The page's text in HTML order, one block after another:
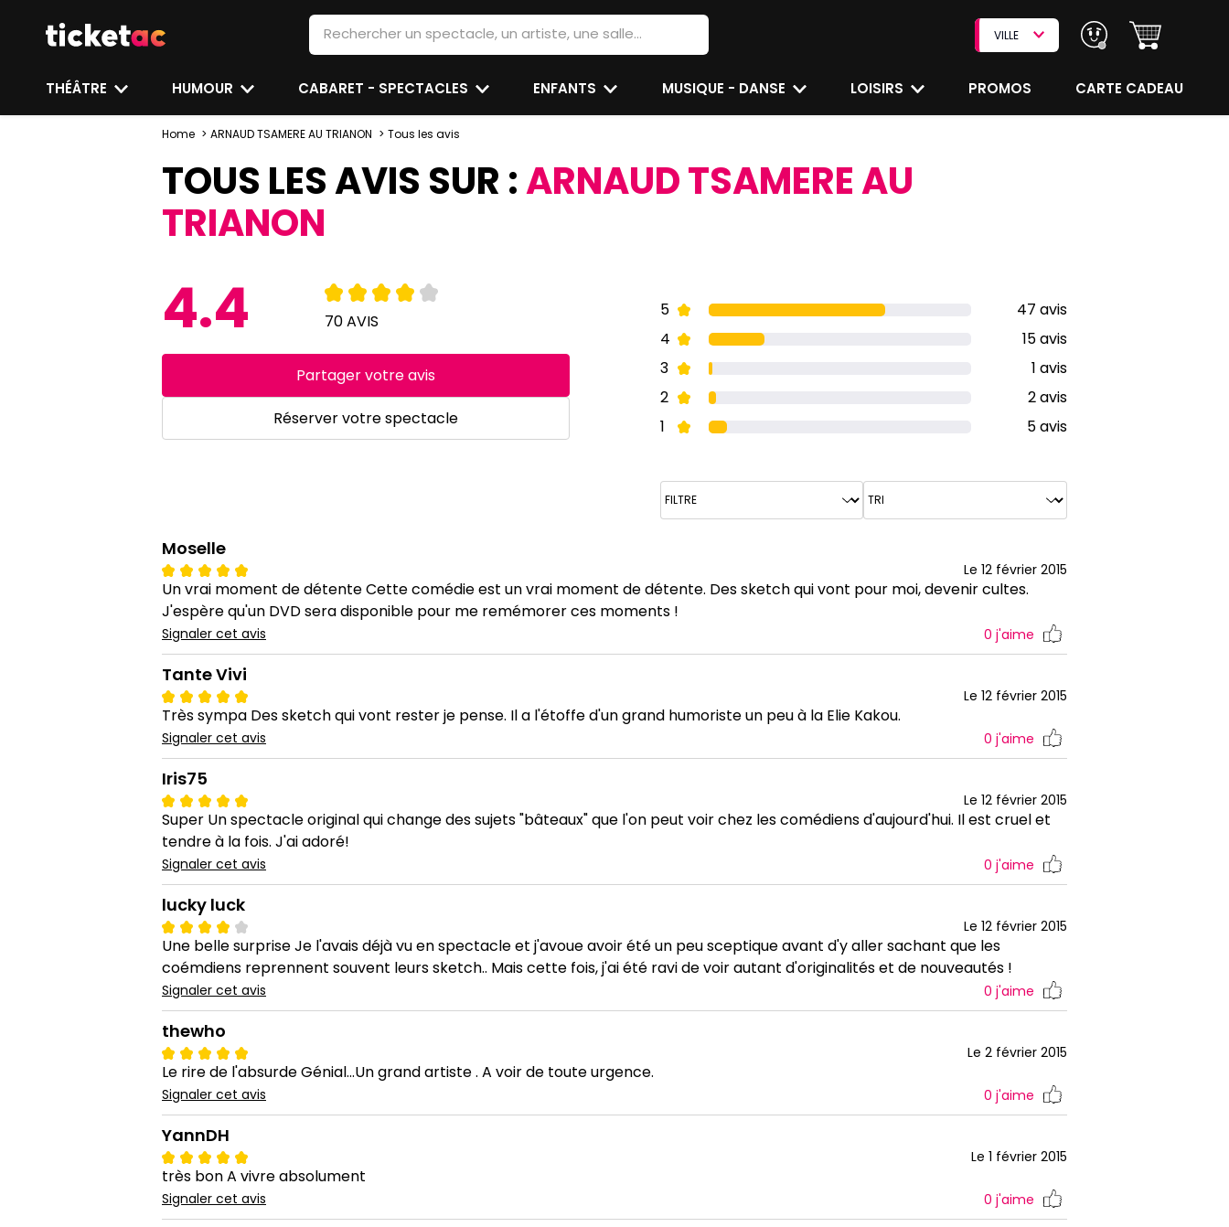
VILLE
THÉÂTRE HUMOUR CABARET - SPECTACLES ENFANTS MUSIQUE - DANSE LOISIRS PROMOS CARTE CADEAU
Home ARNAUD TSAMERE AU TRIANON Tous les avis
TOUS LES AVIS SUR :ARNAUD TSAMERE AU
TRIANON
4.4 70 AVIS
Réserver votre spectacle
Partager votre avis
5
47 avis
4
15 avis
3
1 avis
2
2 avis
1
5 avis
Moselle
Le 12 février 2015
Un vrai moment de détente Cette comédie est un vrai moment de détente. Des sketch qui vont pour moi, devenir cultes.
J'espère qu'un DVD sera disponible pour me remémorer ces moments !
Signaler cet avis 0 j'aime
Tante Vivi
Le 12 février 2015
Très sympa Des sketch qui vont rester je pense. Il a l'étoffe d'un grand humoriste un peu à la Elie Kakou.
Signaler cet avis 0 j'aime
Iris75
Le 12 février 2015
Super Un spectacle original qui change des sujets "bâteaux" que l'on peut voir chez les comédiens d'aujourd'hui. Il est cruel et
tendre à la fois. J'ai adoré!
Signaler cet avis 0 j'aime
lucky luck
Le 12 février 2015
Une belle surprise Je l'avais déjà vu en spectacle et j'avoue avoir été un peu sceptique avant d'y aller sachant que les
coémdiens reprennent souvent leurs sketch.. Mais cette fois, j'ai été ravi de voir autant d'originalités et de nouveautés !
Signaler cet avis 0 j'aime
thewho
Le 2 février 2015
Le rire de l'absurde Génial...Un grand artiste . A voir de toute urgence.
Signaler cet avis 0 j'aime
YannDH
Le 1 février 2015
très bon A vivre absolument
Signaler cet avis 0 j'aime